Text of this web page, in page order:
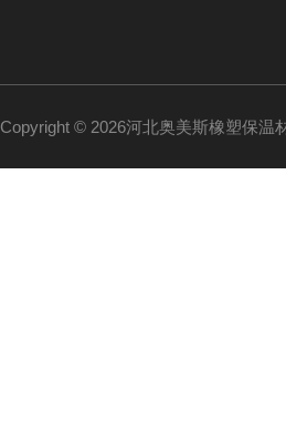
Copyright © 2026河北奥美斯橡塑保